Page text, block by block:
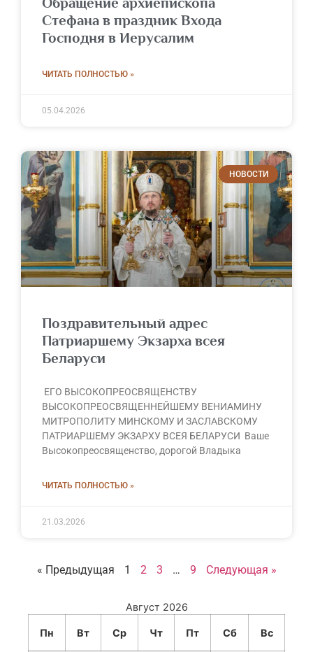
Стефана в праздник Входа
Господня в Иерусалим
ЧИТАТЬ ПОЛНОСТЬЮ »
05.04.2026
НОВОСТИ
Поздравительный адрес
Патриаршему Экзарха всея
Беларуси
ЕГО ВЫСОКОПРЕОСВЯЩЕНСТВУ
ВЫСОКОПРЕОСВЯЩЕННЕЙШЕМУ ВЕНИАМИНУ
МИТРОПОЛИТУ МИНСКОМУ И ЗАСЛАВСКОМУ
ПАТРИАРШЕМУ ЭКЗАРХУ ВСЕЯ БЕЛАРУСИ Ваше
Высокопреосвященство, дорогой Владыка
ЧИТАТЬ ПОЛНОСТЬЮ »
21.03.2026
« Предыдущая 1 2 3 … 9 Следующая »
Август 2026
Пн Вт Ср Чт Пт Сб Вс